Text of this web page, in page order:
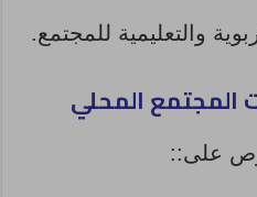
والتعليمية للمجتمع.
على::